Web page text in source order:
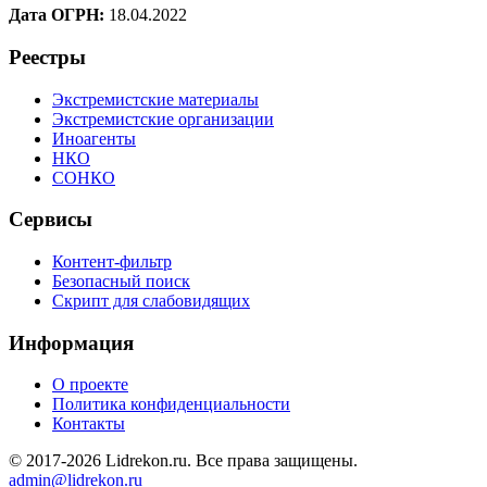
Дата ОГРН: 18.04.2022
Реестры
Экстремистские материалы
Экстремистские организации
Иноагенты
НКО
СОНКО
Сервисы
Контент-фильтр
Безопасный поиск
Скрипт для слабовидящих
Информация
О проекте
Политика конфиденциальности
Контакты
© 2017-2026 Lidrekon.ru. Все права защищены.
admin@lidrekon.ru